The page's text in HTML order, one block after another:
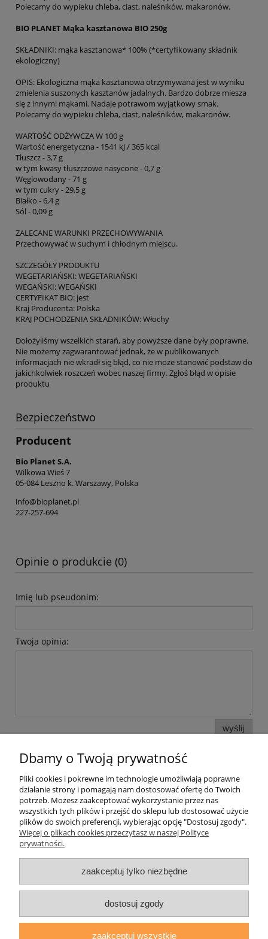
Polecamy do wypieku chleba, ciast, naleśników, makaronów.
BIO PLANET Mąka kasztanowa BIO 250g
SKŁADNIKI: mąka kasztanowa* 100% (*certyfikowany składnik
ekologiczny)
OPIS: Ekologiczna mąka kasztanowa otrzymywana jest w wyniku
zmielenia suszonych kasztanów jadalnych. Bardzo dobrze miesza
się z innymi mąkami. Nadaje potrawom wyjątkowy smak.
Polecamy do wypieku chleba, ciast, naleśników, makaronów.
WARTOŚĆ ODŻYWCZA W 100 g
Wartość energetyczna - 1541 kJ / 365 kcal
Tłuszcz - 3,7 g
w tym kwasy tłuszczowe nasycone - 0,7 g
Węglowodany - 71 g
w tym cukry - 29,5 g
Białko - 6,4 g
Sól - 0,09 g
ZALECANE WARUNKI PRZECHOWYWANIA
Przechowywać w suchym i chłodnym miejscu.
SZCZEGÓŁY PRODUKTU
WEGETARIAŃSKI: WEGETARIAŃSKI
WEGAŃSKI: WEGAŃSKI
CERTYFIKAT BIO: jest
Kraj Producenta: Polska
KRAJ POCHODZENIA SKŁADNIKÓW: Włochy
Dołożyliśmy wszelkich starań, aby powyższe dane były poprawne.
Nie możemy zagwarantować jednak, że w publikowanych
informacjach nie wkradł się błąd, co nie może stanowić podstaw do
jakichkolwiek roszczeń wobec naszej firmy. Zgłoś błąd w opisie
produktu
Bezpieczeństwo
Producent
Bio Planet S.A.
Wilkowa Wieś 7
05-084 Leszno k. Warszawy, Polska
info@bioplanet.pl
227-257-694
Opinie o produkcie (0)
Imię lub pseudonim:
Twoja opinia:
wyślij
Pomoc
Moje konto
Informacje
O nas
Dbamy o Twoją prywatność
Pliki cookies i pokrewne im technologie umożliwiają poprawne
działanie strony i pomagają nam dostosować ofertę do Twoich
potrzeb. Możesz zaakceptować wykorzystanie przez nas
wszystkich tych plików i przejść do sklepu lub dostosować użycie
plików do swoich preferencji, wybierając opcję "Dostosuj zgody".
Więcej o plikach cookies przeczytasz w naszej Polityce
prywatności.
zaakceptuj tylko niezbędne
dostosuj zgody
zaakceptuj wszystkie